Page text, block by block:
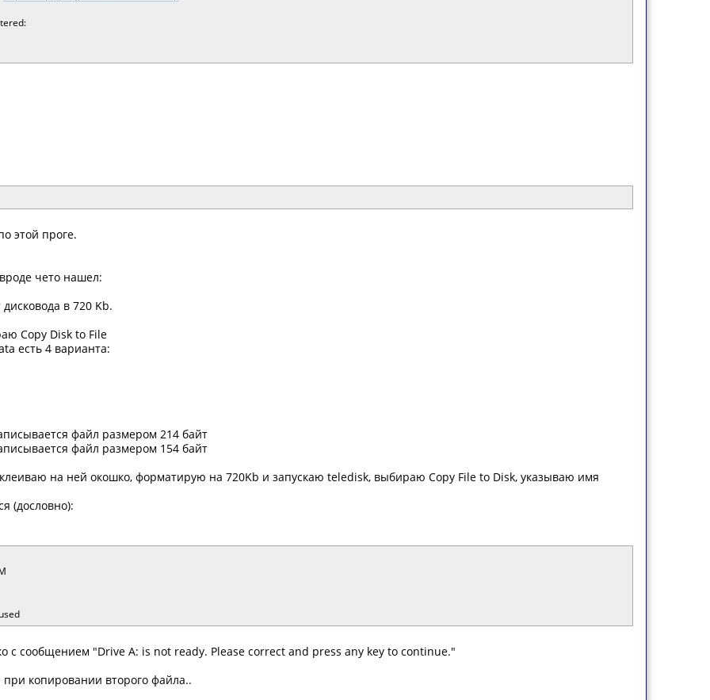
этой проге.
чето нашел:
в 720 Kb.
Copy Disk to File
есть 4 варианта:
файл размером 214 байт
файл размером 154 байт
на ней окошко, форматирую на 720Kb и запускаю teledisk, выбираю Copy File to Disk, указываю имя
(дословно):
с сообщением "Drive A: is not ready. Please correct and press any key to continue."
копировании второго файла..